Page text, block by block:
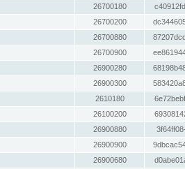
26700180
26700200
26700880
26700900
26900280
26900300
2610180
26100200
26900880
26900900
26900680